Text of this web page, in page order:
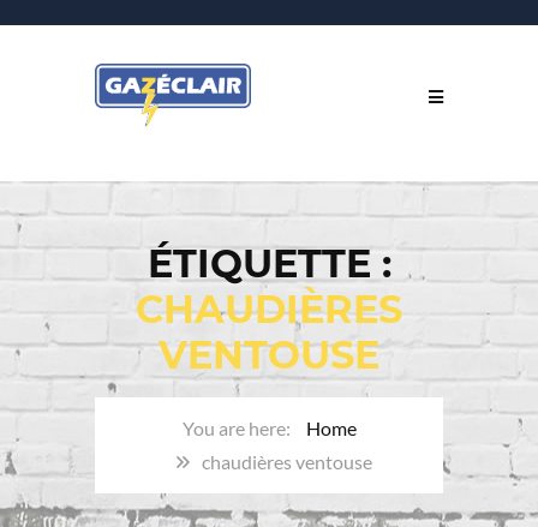
ÉTIQUETTE :
CHAUDIÈRES
VENTOUSE
Home
chaudières ventouse